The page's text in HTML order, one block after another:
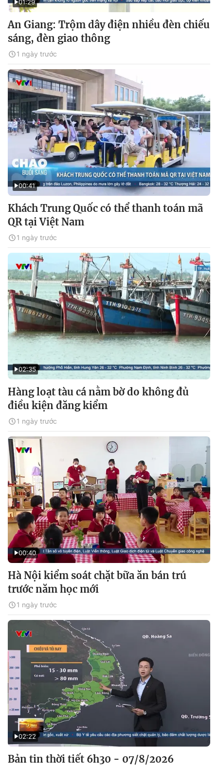
01:29
An Giang: Trộm dây điện nhiều đèn chiếu
sáng, đèn giao thông
1 ngày trước
00:41
Khách Trung Quốc có thể thanh toán mã
QR tại Việt Nam
1 ngày trước
02:35
Hàng loạt tàu cá nằm bờ do không đủ
điều kiện đăng kiểm
1 ngày trước
00:40
Hà Nội kiểm soát chặt bữa ăn bán trú
trước năm học mới
1 ngày trước
02:22
Bản tin thời tiết 6h30 - 07/8/2026